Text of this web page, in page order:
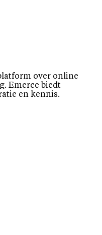
over online
Emerce biedt
en kennis.